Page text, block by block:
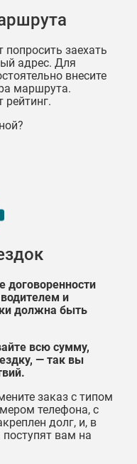
заехать
адрес. Для
внесите
маршрута.
рейтинг.
договоренности
и
должна быть
всю сумму,
— так вы
заказ с типом
телефона, с
долг, и, в
поступят вам на